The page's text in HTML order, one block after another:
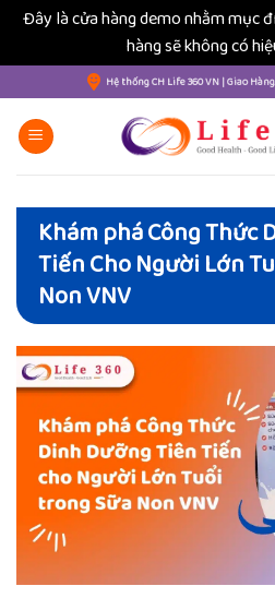
Đây là cửa hàng demo nhằm mục
hàng sẽ không có
qua
nội
dung
Hệ thống CH Life 360 VN | Giao
Khám phá Công Thức
Tiến Cho Người Lớn
Non VNV